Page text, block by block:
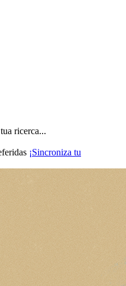
ricerca...
¡Sincroniza tu